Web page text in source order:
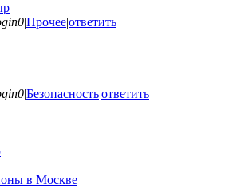
|Прочее|ответить
|Безопасность|ответить
в Москве